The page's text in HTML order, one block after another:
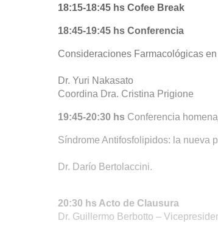
18:15-18:45 hs Cofee Break
18:45-19:45 hs Conferencia
Consideraciones Farmacológicas
Dr. Yuri Nakasato
Coordina Dra. Cristina Prigione
19:45-20:30 hs Conferencia
Síndrome Antifosfolipidos: la nueva
Dr. Darío Bertolaccini.
20:30 hs Acto de Clausura
Dr. Guillermo Berbotto –